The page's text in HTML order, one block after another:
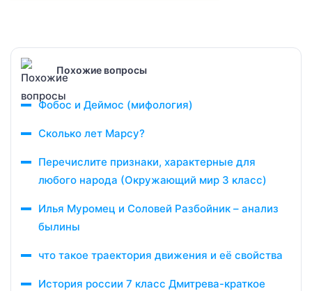
Похожие вопросы
Фобос и Деймос (мифология)
Сколько лет Марсу?
Перечислите признаки, характерные для
любого народа (Окружающий мир 3 класс)
Илья Муромец и Соловей Разбойник – анализ
былины
что такое траектория движения и её свойства
История россии 7 класс Дмитрева-краткое